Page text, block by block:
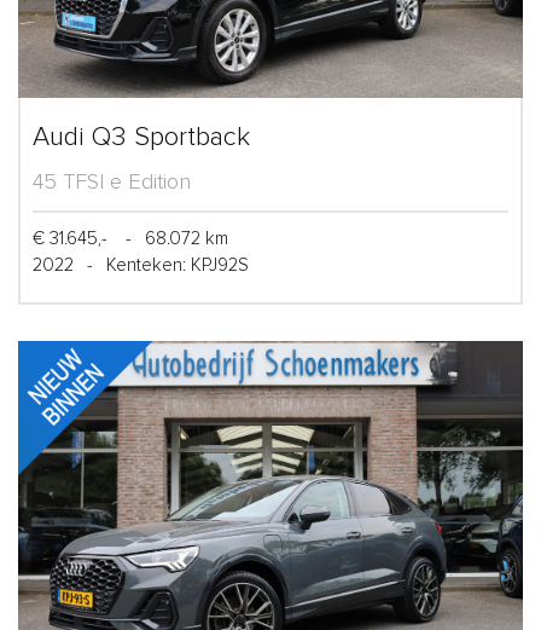
Audi Q3 Sportback
45 TFSI e Edition
€ 31.645,- -
68.072 km
2022
- Kenteken: KPJ92S